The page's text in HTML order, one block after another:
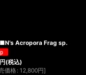
Acropora Frag sp.
円(税込)
価格 : 12,800円]